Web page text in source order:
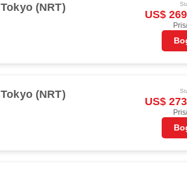
Tokyo (NRT)
US$
Tokyo (NRT)
US$